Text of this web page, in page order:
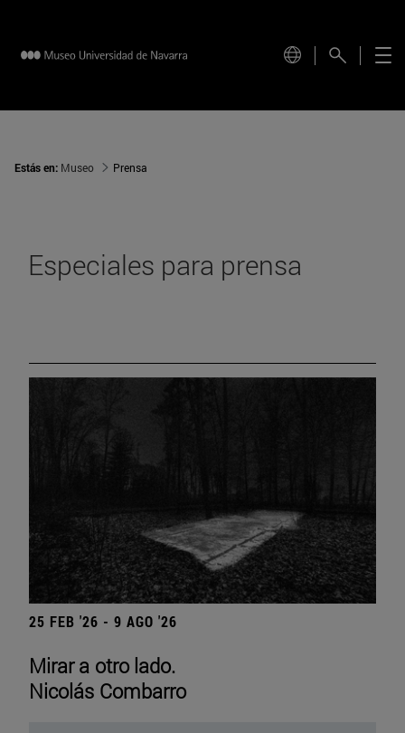
Estás en: Museo Prensa
Especiales para prensa
25 FEB '26 - 9 AGO '26
Mirar a otro lado.
Nicolás Combarro